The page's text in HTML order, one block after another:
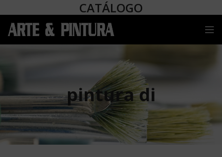
CATÁLOGO
pintura di